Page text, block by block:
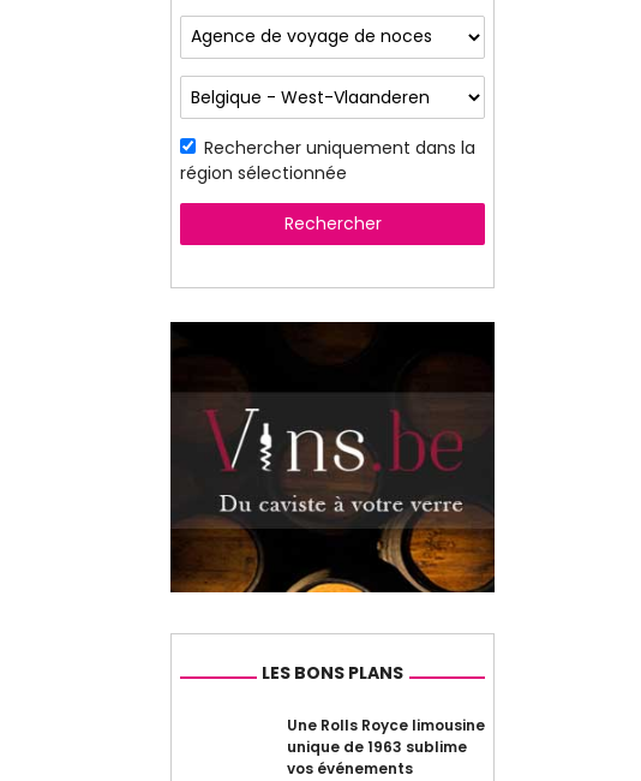
Rechercher uniquement dans la
région sélectionnée
Rechercher
LES BONS PLANS
Une Rolls Royce limousine
unique de 1963 sublime
vos événements